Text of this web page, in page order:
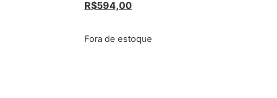
R$594,00
Fora de estoque